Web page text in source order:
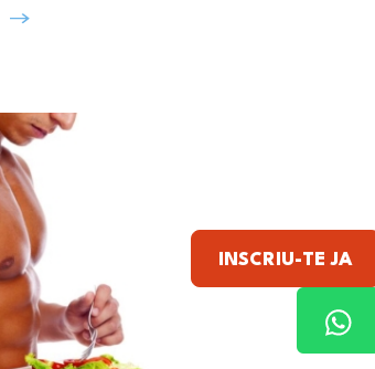
INSCRIU-TE JA